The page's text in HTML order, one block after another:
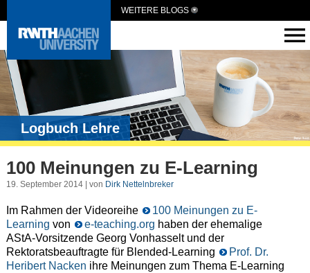
WEITERE BLOGS
Logbuch Lehre
100 Meinungen zu E-Learning
19. September 2014 | von Dirk Nettelnbreker
Im Rahmen der Videoreihe
100 Meinungen zu E-
Learning von e-teaching.org haben der ehemalige
AStA-Vorsitzende Georg Vonhasselt und der
Rektoratsbeauftragte für Blended-Learning
Prof. Dr.
Heribert Nacken ihre Meinungen zum Thema E-Learning